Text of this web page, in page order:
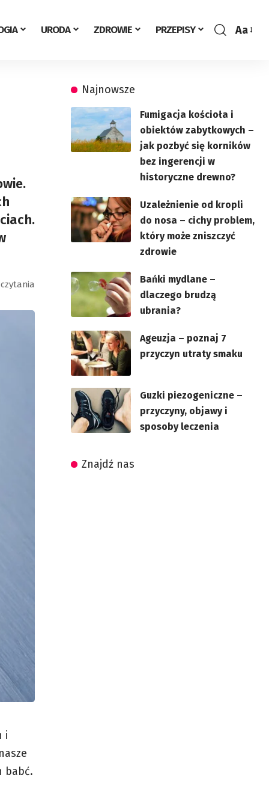
URODA ZDROWIE PRZEPISY
Zmień
Aa
i
babć.
Najnowsze
Fumigacja kościoła i
obiektów zabytkowych –
jak pozbyć się korników
bez ingerencji w
historyczne drewno?
Uzależnienie od kropli
do nosa – cichy problem,
który może zniszczyć
zdrowie
Bańki mydlane –
dlaczego brudzą
ubrania?
Ageuzja – poznaj 7
przyczyn utraty smaku
Guzki piezogeniczne –
przyczyny, objawy i
sposoby leczenia
Znajdź nas